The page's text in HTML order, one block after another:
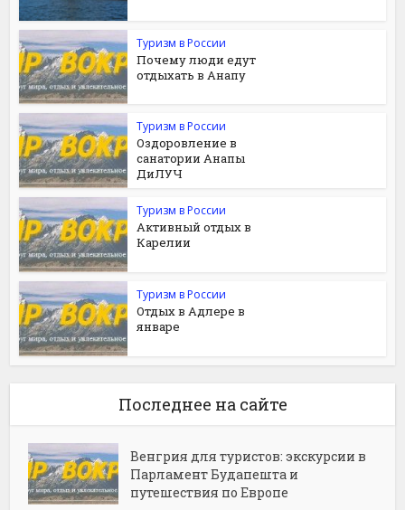
Туризм в России
Почему люди едут
отдыхать в Анапу
Туризм в России
Оздоровление в
санатории Анапы
ДиЛУЧ
Туризм в России
Активный отдых в
Карелии
Туризм в России
Отдых в Адлере в
январе
Последнее на сайте
Венгрия для туристов: экскурсии в
Парламент Будапешта и
путешествия по Европе